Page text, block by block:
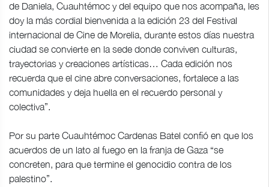
de Daniela, Cuauhtémoc y del equipo que nos acompaña, les
doy la más cordial bienvenida a la edición 23 del Festival
internacional de Cine de Morelia, durante estos días nuestra
ciudad se convierte en la sede donde conviven culturas,
trayectorias y creaciones artísticas… Cada edición nos
recuerda que el cine abre conversaciones, fortalece a las
comunidades y deja huella en el recuerdo personal y
colectiva”.
Por su parte Cuauhtémoc Cardenas Batel confió en que los
acuerdos de un lato al fuego en la franja de Gaza “se
concreten, para que termine el genocidio contra de los
palestino”.